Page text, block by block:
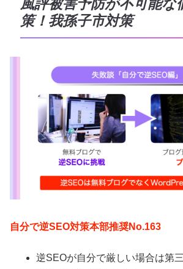
風評被害予防が不可能な
策！我孫子市対策
自分で逆SEO対策本部推奨No.163
逆SEOが自分で厳しい場合は第